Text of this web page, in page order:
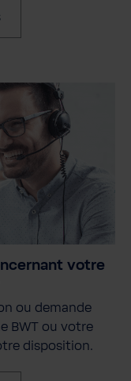
votre
ou demande
BWT ou votre
disposition.